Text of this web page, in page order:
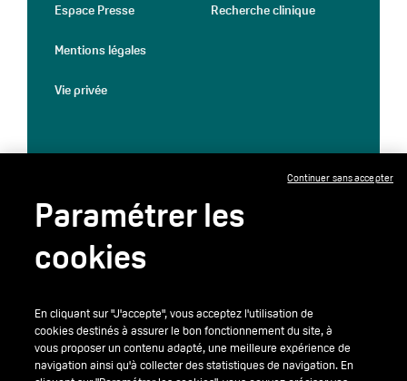
Espace Presse
Mentions légales
Vie privée
Recherche clinique
Paramétrer les
cookies
En cliquant sur "J'accepte", vous acceptez l'utilisation de
cookies destinés à assurer le bon fonctionnement du site, à
vous proposer un contenu adapté, une meilleure expérience de
navigation ainsi qu'à collecter des statistiques de navigation. En
Continuer sans accepter